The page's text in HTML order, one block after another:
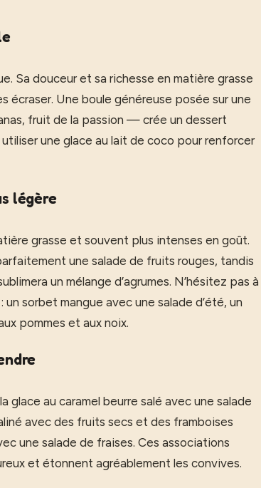
Sa douceur et sa richesse en matière grasse
écraser. Une boule généreuse posée sur une
fruit de la passion — crée un dessert
une glace au lait de coco pour renforcer
légère
grasse et souvent plus intenses en goût.
une salade de fruits rouges, tandis
un mélange d’agrumes. N’hésitez pas à
sorbet mangue avec une salade d’été, un
pommes et aux noix.
glace au caramel beurre salé avec une salade
avec des fruits secs et des framboises
une salade de fraises. Ces associations
et étonnent agréablement les convives.